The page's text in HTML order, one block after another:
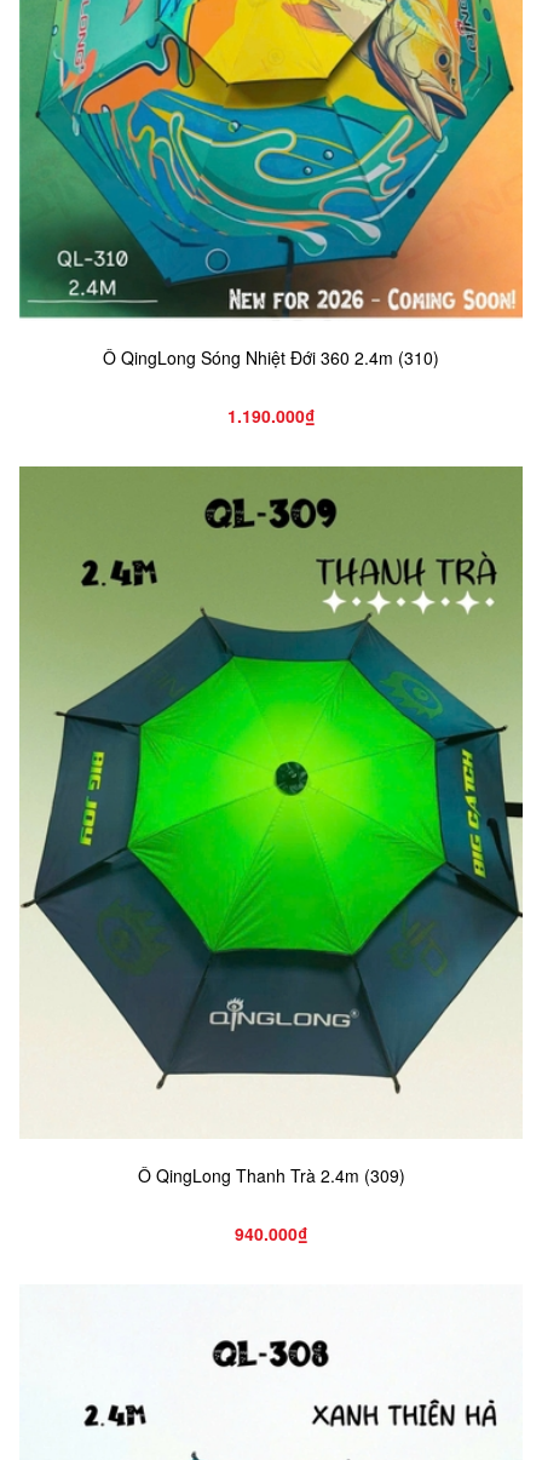
Ô QingLong Sóng Nhiệt Đới 360 2.4m (310)
1.190.000₫
Ô QingLong Thanh Trà 2.4m (309)
940.000₫